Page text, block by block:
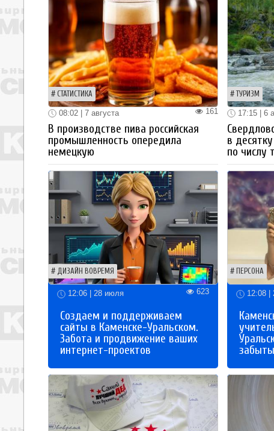
СТАТИСТИКА
161
08:02 | 7 августа
В производстве пива российская
промышленность опередила
немецкую
ТУРИЗМ
17:15 | 6
в
по числу
ДИЗАЙН ВОВРЕМЯ
12:06 | 28 июля 623
Создаем и поддерживаем
сайты в Каменске-Уральском.
Забота и продвижение ваших
интернет-проектов
ПЕРСОНА
12:08 |